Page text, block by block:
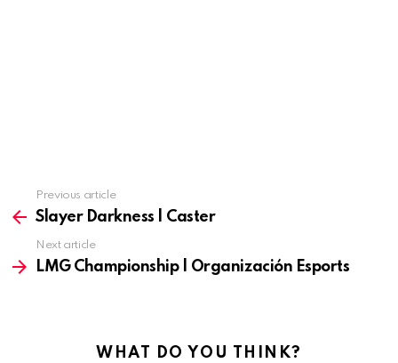
more
Previous article
Slayer Darkness | Caster
Next article
LMG Championship | Organización Esports
WHAT DO YOU THINK?